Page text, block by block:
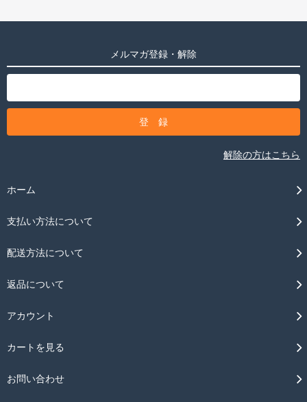
メルマガ登録・解除
解除の方はこちら
ホーム
支払い方法について
配送方法について
返品について
アカウント
カートを見る
お問い合わせ